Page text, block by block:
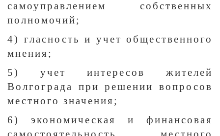
самоуправлением собственных
полномочий;
4) гласность и учет общественного
мнения;
5) учет интересов жителей
Волгограда при решении вопросов
местного значения;
6) экономическая и финансовая